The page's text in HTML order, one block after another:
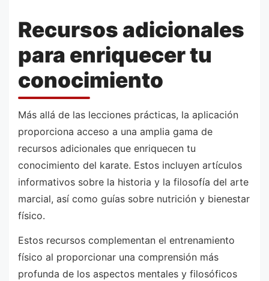
Recursos adicionales
para enriquecer tu
conocimiento
Más allá de las lecciones prácticas, la aplicación
proporciona acceso a una amplia gama de
recursos adicionales que enriquecen tu
conocimiento del karate. Estos incluyen artículos
informativos sobre la historia y la filosofía del arte
marcial, así como guías sobre nutrición y bienestar
físico.
Estos recursos complementan el entrenamiento
físico al proporcionar una comprensión más
profunda de los aspectos mentales y filosóficos